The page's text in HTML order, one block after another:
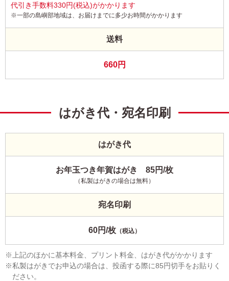
代引き手数料330円(税込)がかかります
※一部の島嶼部地域は、お届けまでに多少お時間がかかります
送料
660円
はがき代・宛名印刷
はがき代
お年玉つき年賀はがき 85円/枚
（私製はがきの場合は無料）
宛名印刷
60円/枚 （税込）
上記のほかに基本料金、プリント料金、はがき代がかかります
私製はがきでお申込の場合は、投函する際に85円切手をお貼りく
ださい。